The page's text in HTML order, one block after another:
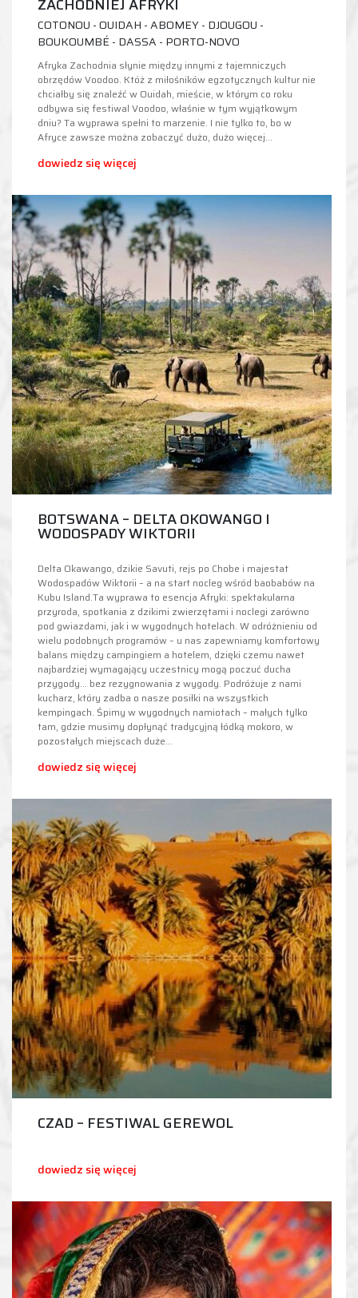
ZACHODNIEJ AFRYKI
COTONOU - OUIDAH - ABOMEY - DJOUGOU -
BOUKOUMBÉ - DASSA - PORTO-NOVO
Afryka Zachodnia słynie między innymi z tajemniczych
obrzędów Voodoo. Któż z miłośników egzotycznych kultur nie
chciałby się znaleźć w Ouidah, mieście, w którym co roku
odbywa się festiwal Voodoo, właśnie w tym wyjątkowym
dniu? Ta wyprawa spełni to marzenie. I nie tylko to, bo w
Afryce zawsze można zobaczyć dużo, dużo więcej…
dowiedz się więcej
BOTSWANA – DELTA OKOWANGO I
WODOSPADY WIKTORII
Delta Okawango, dzikie Savuti, rejs po Chobe i majestat
Wodospadów Wiktorii – a na start nocleg wśród baobabów na
Kubu Island.Ta wyprawa to esencja Afryki: spektakularna
przyroda, spotkania z dzikimi zwierzętami i noclegi zarówno
pod gwiazdami, jak i w wygodnych hotelach. W odróżnieniu od
wielu podobnych programów – u nas zapewniamy komfortowy
balans między campingiem a hotelem, dzięki czemu nawet
najbardziej wymagający uczestnicy mogą poczuć ducha
przygody… bez rezygnowania z wygody. Podróżuje z nami
kucharz, który zadba o nasze posiłki na wszystkich
kempingach. Śpimy w wygodnych namiotach – małych tylko
tam, gdzie musimy dopłynąć tradycyjną łódką mokoro, w
pozostałych miejscach duże…
dowiedz się więcej
CZAD – FESTIWAL GEREWOL
dowiedz się więcej